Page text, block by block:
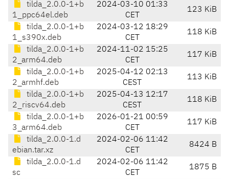
tilda_2.0.0-1+b
1_ppc64el.deb
2024-03-10 01:33
CET
123 KiB
tilda_2.0.0-1+b
1_s390x.deb
2024-03-12 18:29
CET
118 KiB
tilda_2.0.0-1+b
2_arm64.deb
2024-11-02 15:25
CET
117 KiB
tilda_2.0.0-1+b
2_armhf.deb
2025-04-12 02:13
CEST
113 KiB
tilda_2.0.0-1+b
2_riscv64.deb
2025-04-13 12:17
CEST
118 KiB
tilda_2.0.0-1+b
3_arm64.deb
2026-01-21 00:59
CET
117 KiB
tilda_2.0.0-1.d
ebian.tar.xz
2024-02-06 11:42
CET
8424 B
tilda_2.0.0-1.d
sc
2024-02-06 11:42
CET
1875 B